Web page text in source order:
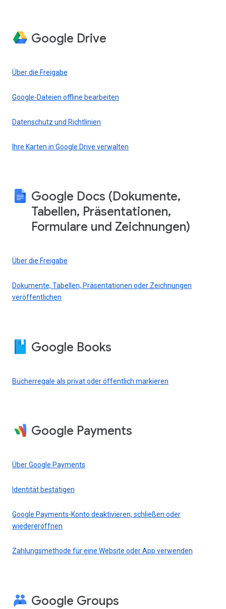
Google Drive
Über die Freigabe
Google-Dateien offline bearbeiten
Datenschutz und Richtlinien
Ihre Karten in Google Drive verwalten
Google Docs (Dokumente,
Tabellen, Präsentationen,
Formulare und Zeichnungen)
Über die Freigabe
Dokumente, Tabellen, Präsentationen oder Zeichnungen
veröffentlichen
Google Books
Bücherregale als privat oder öffentlich markieren
Google Payments
Über Google Payments
Identität bestätigen
Google Payments-Konto deaktivieren, schließen oder
wiedereröffnen
Zahlungsmethode für eine Website oder App verwenden
Google Groups